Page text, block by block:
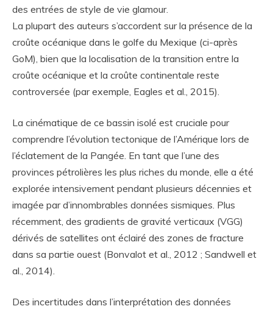
des entrées de style de vie glamour.
La plupart des auteurs s’accordent sur la présence de la
croûte océanique dans le golfe du Mexique (ci-après
GoM), bien que la localisation de la transition entre la
croûte océanique et la croûte continentale reste
controversée (par exemple, Eagles et al., 2015).
La cinématique de ce bassin isolé est cruciale pour
comprendre l’évolution tectonique de l’Amérique lors de
l’éclatement de la Pangée. En tant que l’une des
provinces pétrolières les plus riches du monde, elle a été
explorée intensivement pendant plusieurs décennies et
imagée par d’innombrables données sismiques. Plus
récemment, des gradients de gravité verticaux (VGG)
dérivés de satellites ont éclairé des zones de fracture
dans sa partie ouest (Bonvalot et al., 2012 ; Sandwell et
al., 2014).
Des incertitudes dans l’interprétation des données